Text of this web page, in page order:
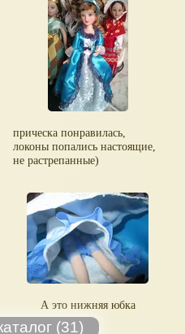
прическа понравилась,
локоны попались настоящие,
не растрепанные)
А это нижняя юбка